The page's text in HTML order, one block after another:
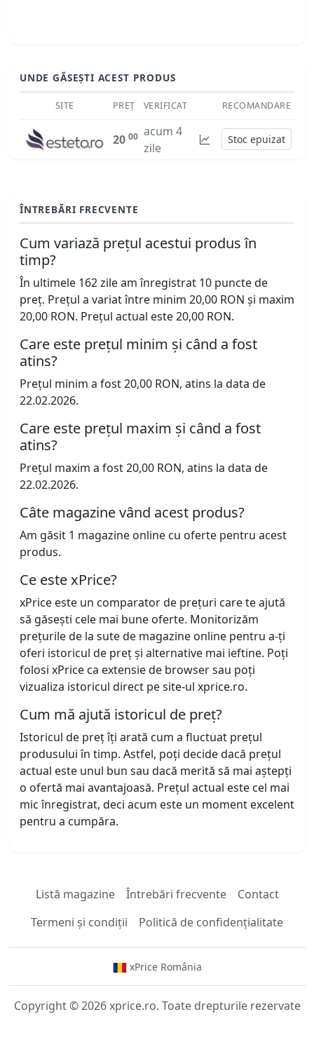
UNDE GĂSEȘTI ACEST PRODUS
SITE PREȚ VERIFICAT RECOMANDARE
20 00 acum 4
zile
Stoc epuizat
ÎNTREBĂRI FRECVENTE
Cum variază prețul acestui produs în
timp?
În ultimele 162 zile am înregistrat 10 puncte de
preț. Prețul a variat între minim 20,00 RON și maxim
20,00 RON. Prețul actual este 20,00 RON.
Care este prețul minim și când a fost
atins?
Prețul minim a fost 20,00 RON, atins la data de
22.02.2026.
Care este prețul maxim și când a fost
atins?
Prețul maxim a fost 20,00 RON, atins la data de
22.02.2026.
Câte magazine vând acest produs?
Am găsit 1 magazine online cu oferte pentru acest
produs.
Ce este xPrice?
xPrice este un comparator de prețuri care te ajută
să găsești cele mai bune oferte. Monitorizăm
prețurile de la sute de magazine online pentru a-ți
oferi istoricul de preț și alternative mai ieftine. Poți
folosi xPrice ca extensie de browser sau poți
vizualiza istoricul direct pe site-ul xprice.ro.
Cum mă ajută istoricul de preț?
Istoricul de preț îți arată cum a fluctuat prețul
produsului în timp. Astfel, poți decide dacă prețul
actual este unul bun sau dacă merită să mai aștepți
o ofertă mai avantajoasă. Prețul actual este cel mai
mic înregistrat, deci acum este un moment excelent
pentru a cumpăra.
Listă magazine Întrebări frecvente
Contact
Termeni și condiții
Politică de confidențialitate
xPrice România
Copyright © 2026 xprice.ro. Toate drepturile rezervate